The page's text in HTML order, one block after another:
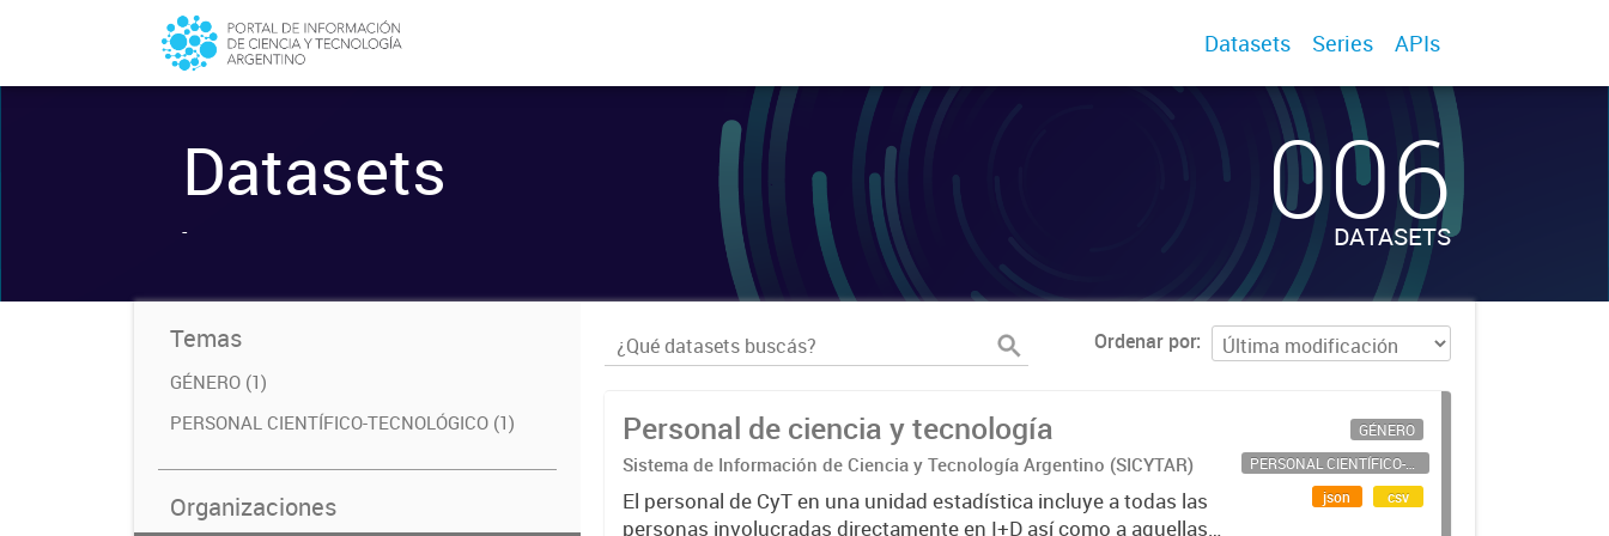
Datasets Series APIs
Datasets
- 006
DATASETS
Temas
GÉNERO (1)
PERSONAL CIENTÍFICO-TECNOLÓGICO (1)
Organizaciones
Ordenar por
Personal de ciencia y tecnología
Sistema de Información de Ciencia y Tecnología Argentino (SICYTAR)
El personal de CyT en una unidad estadística incluye a todas las
personas involucradas directamente en I+D así como a aquellas
GÉNERO
PERSONAL CIENTÍFICO-TECNOLÓGICO
json
csv